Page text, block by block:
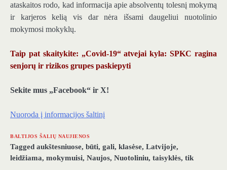
ataskaitos rodo, kad informacija apie absolventų tolesnį mokymą
ir karjeros kelią vis dar nėra išsami daugeliui nuotolinio
mokymosi mokyklų.
Taip pat skaitykite: „Covid-19“ atvejai kyla: SPKC ragina
senjorų ir rizikos grupes paskiepyti
Sekite mus „Facebook“ ir X!
Nuoroda į informacijos šaltinį
BALTIJOS ŠALIŲ NAUJIENOS
Tagged aukštesniuose, būti, gali, klasėse, Latvijoje,
leidžiama, mokymuisi, Naujos, Nuotoliniu, taisyklės, tik